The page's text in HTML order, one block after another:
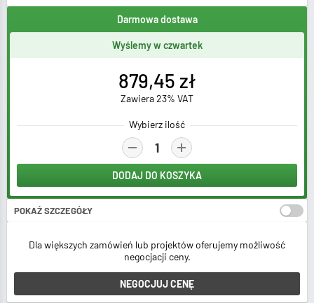
Darmowa dostawa
Wyślemy w czwartek
879,45 zł
Zawiera 23% VAT
Wybierz ilość
DODAJ DO KOSZYKA
POKAŻ SZCZEGÓŁY
Łącznie netto za1 sztuk:
Dla większych zamówień lub projektów oferujemy możliwość
negocjacji ceny.
NEGOCJUJ CENĘ